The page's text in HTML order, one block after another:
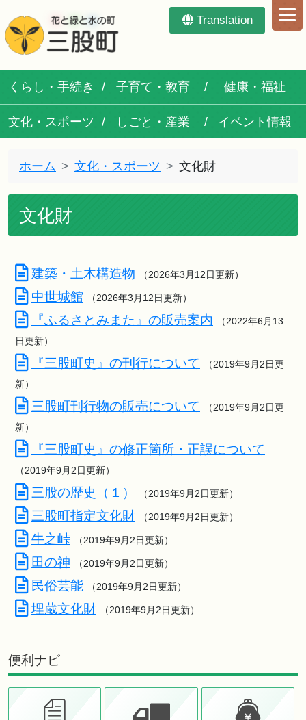
Translation
くらし・手続き 子育て・教育 健康・福祉
文化・スポーツ しごと・産業 イベント情報
ホーム 文化・スポーツ 文化財
文化財
建築・土木構造物 （2026年3月12日更新）
中世城館 （2026年3月12日更新）
『ふるさとみまた』の販売案内
（2022年6月13
日更新）
『三股町史』の刊行について
（2019年9月2日更
新）
三股町刊行物の販売について
（2019年9月2日更
新）
『三股町史』の修正箇所・正誤について
（2019年9月2日更新）
三股の歴史（１） （2019年9月2日更新）
三股町指定文化財 （2019年9月2日更新）
牛之峠 （2019年9月2日更新）
田の神 （2019年9月2日更新）
民俗芸能 （2019年9月2日更新）
埋蔵文化財 （2019年9月2日更新）
便利ナビ